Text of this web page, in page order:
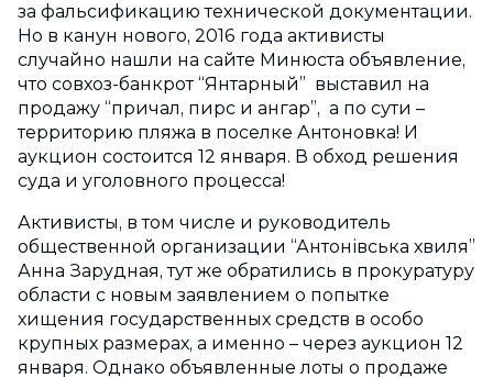
за фальсификацию технической документации.
Но в канун нового, 2016 года активисты
случайно нашли на сайте Минюста объявление,
что совхоз-банкрот “Янтарный” выставил на
продажу “причал, пирс и ангар”, а по сути –
территорию пляжа в поселке Антоновка! И
аукцион состоится 12 января. В обход решения
суда и уголовного процесса!
Активисты, в том числе и руководитель
общественной организации “Антонівська хвиля”
Анна Зарудная, тут же обратились в прокуратуру
области с новым заявлением о попытке
хищения государственных средств в особо
крупных размерах, а именно – через аукцион 12
января. Однако объявленные лоты о продаже